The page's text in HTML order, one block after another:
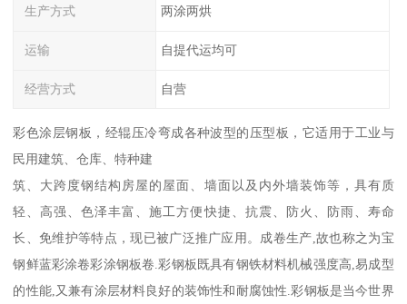
生产方式 两涂两烘
运输 自提代运均可
经营方式 自营
彩色涂层钢板，经辊压冷弯成各种波型的压型板，它适用于工业与
民用建筑、仓库、特种建
筑、大跨度钢结构房屋的屋面、墙面以及内外墙装饰等，具有质
轻、高强、色泽丰富、施工方便快捷、抗震、防火、防雨、寿命
长、免维护等特点，现已被广泛推广应用。成卷生产,故也称之为宝
钢鲜蓝彩涂卷彩涂钢板卷.彩钢板既具有钢铁材料机械强度高,易成型
的性能,又兼有涂层材料良好的装饰性和耐腐蚀性.彩钢板是当今世界